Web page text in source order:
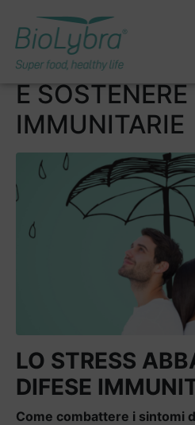
4 CONSIGLI
COMBATTERE
E
IMMUNITARIE
LO STRESS
DIFESE
Come combattere i sintomi